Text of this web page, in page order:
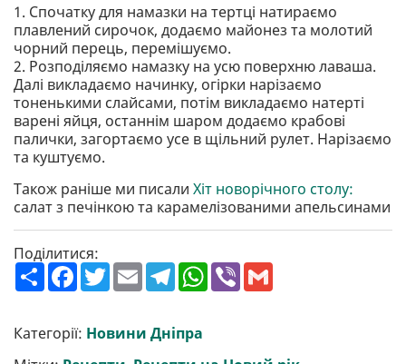
1. Спочатку для намазки на тертці натираємо
плавлений сирочок, додаємо майонез та молотий
чорний перець, перемішуємо.
2. Розподіляємо намазку на усю поверхню лаваша.
Далі викладаємо начинку, огірки нарізаємо
тоненькими слайсами, потім викладаємо натерті
варені яйця, останнім шаром додаємо крабові
палички, загортаємо усе в щільний рулет. Нарізаємо
та куштуємо.
Також раніше ми писали Хіт новорічного столу:
салат з печінкою та карамелізованими апельсинами
Поділитися:
П
о
р
и
F
a
b
o
T
w
t
e
E
m
l
T
e
g
r
W
h
V
Категорії: Новини Дніпра